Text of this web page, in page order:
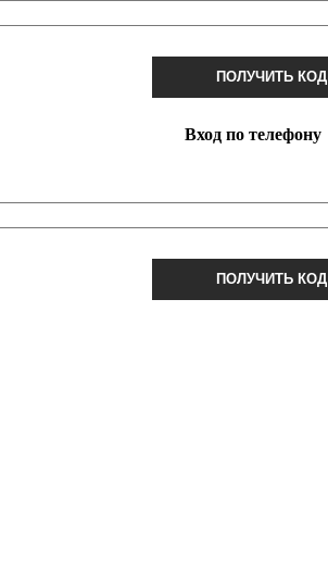
ПОЛУЧИТЬ КОД
Вход по телефону
ПОЛУЧИТЬ КОД